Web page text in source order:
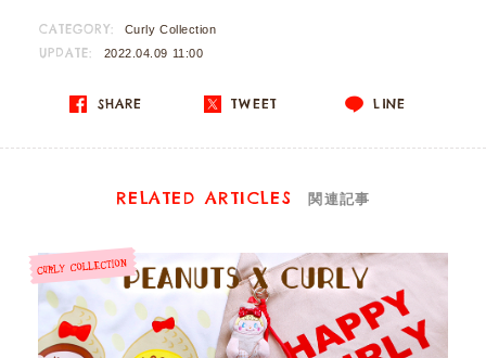
CATEGORY: Curly Collection
UPDATE: 2022.04.09 11:00
SHARE TWEET LINE
RELATED ARTICLES 関連記事